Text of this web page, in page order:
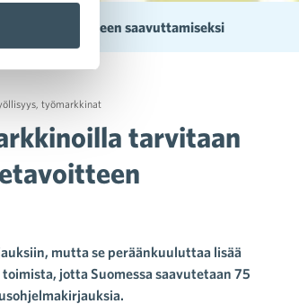
saavuttamiseksi
työmarkkinat
tarvitaan
mutta se peräänkuuluttaa lisää
jotta Suomessa saavutetaan 75